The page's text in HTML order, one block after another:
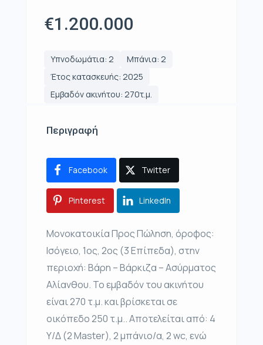
€1.200.000
Υπνοδωμάτια: 2
Μπάνια: 2
Έτος κατασκευής: 2025
Εμβαδόν ακινήτου: 270τ.μ.
Περιγραφή
Facebook Twitter
Pinterest LinkedIn
Μονοκατοικία Προς Πώληση, όροφος:
Ισόγειο, 1ος, 2ος (3 Επίπεδα), στην
περιοχή: Βάρη – Βάρκιζα – Ασύρματος
Αλίανθου. Το εμβαδόν του ακινήτου
είναι 270 τ.μ. και βρίσκεται σε
οικόπεδο 250 τ.μ.. Αποτελείται από: 4
Υ/Δ (2 Master), 2 μπάνιο/α, 2 wc, ενώ